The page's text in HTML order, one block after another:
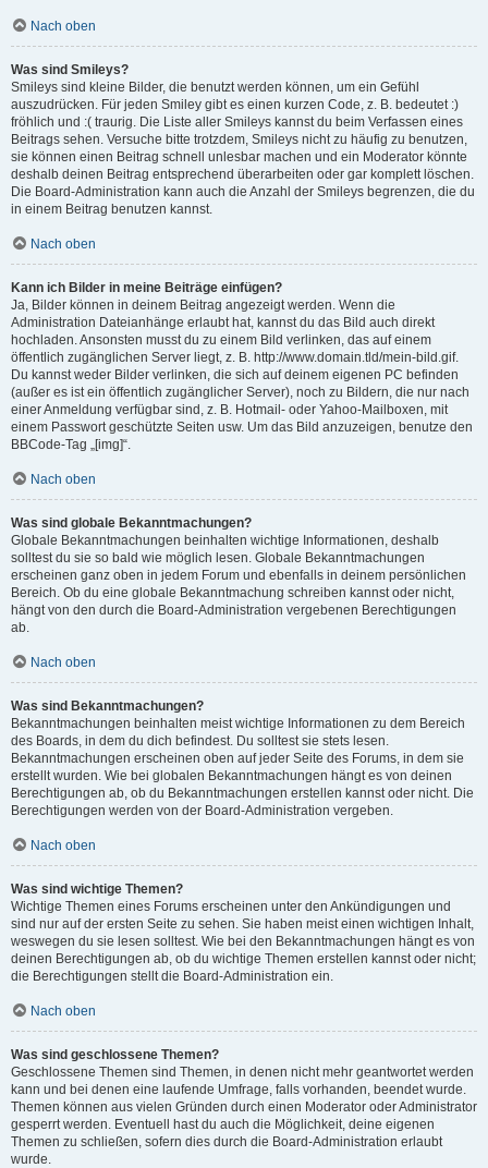
Nach oben
Was sind Smileys?
Smileys sind kleine Bilder, die benutzt werden können, um ein Gefühl
auszudrücken. Für jeden Smiley gibt es einen kurzen Code, z. B. bedeutet :)
fröhlich und :( traurig. Die Liste aller Smileys kannst du beim Verfassen eines
Beitrags sehen. Versuche bitte trotzdem, Smileys nicht zu häufig zu benutzen,
sie können einen Beitrag schnell unlesbar machen und ein Moderator könnte
deshalb deinen Beitrag entsprechend überarbeiten oder gar komplett löschen.
Die Board-Administration kann auch die Anzahl der Smileys begrenzen, die du
in einem Beitrag benutzen kannst.
Nach oben
Kann ich Bilder in meine Beiträge einfügen?
Ja, Bilder können in deinem Beitrag angezeigt werden. Wenn die
Administration Dateianhänge erlaubt hat, kannst du das Bild auch direkt
hochladen. Ansonsten musst du zu einem Bild verlinken, das auf einem
öffentlich zugänglichen Server liegt, z. B. http://www.domain.tld/mein-bild.gif.
Du kannst weder Bilder verlinken, die sich auf deinem eigenen PC befinden
(außer es ist ein öffentlich zugänglicher Server), noch zu Bildern, die nur nach
einer Anmeldung verfügbar sind, z. B. Hotmail- oder Yahoo-Mailboxen, mit
einem Passwort geschützte Seiten usw. Um das Bild anzuzeigen, benutze den
BBCode-Tag „[img]“.
Nach oben
Was sind globale Bekanntmachungen?
Globale Bekanntmachungen beinhalten wichtige Informationen, deshalb
solltest du sie so bald wie möglich lesen. Globale Bekanntmachungen
erscheinen ganz oben in jedem Forum und ebenfalls in deinem persönlichen
Bereich. Ob du eine globale Bekanntmachung schreiben kannst oder nicht,
hängt von den durch die Board-Administration vergebenen Berechtigungen
ab.
Nach oben
Was sind Bekanntmachungen?
Bekanntmachungen beinhalten meist wichtige Informationen zu dem Bereich
des Boards, in dem du dich befindest. Du solltest sie stets lesen.
Bekanntmachungen erscheinen oben auf jeder Seite des Forums, in dem sie
erstellt wurden. Wie bei globalen Bekanntmachungen hängt es von deinen
Berechtigungen ab, ob du Bekanntmachungen erstellen kannst oder nicht. Die
Berechtigungen werden von der Board-Administration vergeben.
Nach oben
Was sind wichtige Themen?
Wichtige Themen eines Forums erscheinen unter den Ankündigungen und
sind nur auf der ersten Seite zu sehen. Sie haben meist einen wichtigen Inhalt,
weswegen du sie lesen solltest. Wie bei den Bekanntmachungen hängt es von
deinen Berechtigungen ab, ob du wichtige Themen erstellen kannst oder nicht;
die Berechtigungen stellt die Board-Administration ein.
Nach oben
Was sind geschlossene Themen?
Geschlossene Themen sind Themen, in denen nicht mehr geantwortet werden
kann und bei denen eine laufende Umfrage, falls vorhanden, beendet wurde.
Themen können aus vielen Gründen durch einen Moderator oder Administrator
gesperrt werden. Eventuell hast du auch die Möglichkeit, deine eigenen
Themen zu schließen, sofern dies durch die Board-Administration erlaubt
wurde.